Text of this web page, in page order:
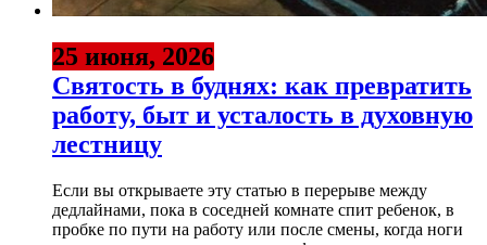
25 июня, 2026
Святость в буднях: как превратить
работу, быт и усталость в духовную
лестницу
Если вы открываете эту статью в перерыве между
дедлайнами, пока в соседней комнате спит ребенок, в
пробке по пути на работу или после смены, когда ноги